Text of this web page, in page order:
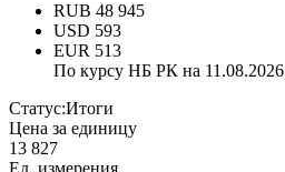
RUB 48 945
USD 593
EUR 513
По курсу НБ РК на 11.08.2026
Статус:Итоги
Цена за единицу
13 827